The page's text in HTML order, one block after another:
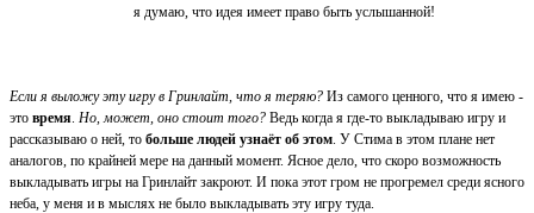
я думаю, что идея имеет право быть услышанной!
Если я выложу эту игру в Гринлайт, что я теряю? Из самого ценного, что я имею -
это время Но, может, оно стоит того? Ведь когда я где-то выкладываю игру и
рассказываю о ней, то больше людей узнаёт об этом . У Стима в этом плане нет
аналогов, по крайней мере на данный момент. Ясное дело, что скоро возможность
выкладывать игры на Гринлайт закроют. И пока этот гром не прогремел среди ясного
неба, у меня и в мыслях не было выкладывать эту игру туда.